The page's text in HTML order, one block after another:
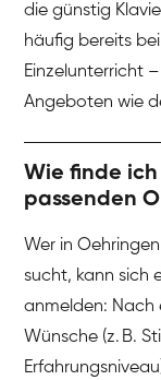
die günstig
häufig bereits
Einzelunterricht
Angeboten wie
Wie finde
passenden
Wer in
sucht, kann sich
anmelden: Nach
Wünsche (z. B.